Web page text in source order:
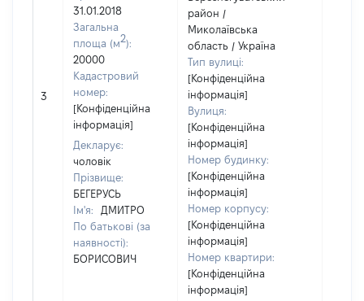
3
31.01.2018
Загальна
площа (м2):
20000
Кадастровий
номер:
[Конфіденційна
інформація]
Декларує:
чоловік
Прізвище:
БЕГЕРУСЬ
Ім'я:
ДМИТРО
По батькові (за
наявності):
БОРИСОВИЧ
район /
Миколаївська
область / Україна
Тип вулиці:
[Конфіденційна
інформація]
Вулиця:
[Конфіденційна
інформація]
Номер будинку:
[Конфіденційна
інформація]
Номер корпусу:
[Конфіденційна
інформація]
Номер квартири:
[Конфіденційна
інформація]